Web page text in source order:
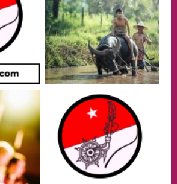
05/08/2026
Health
Aliyuddin: Anak Indonesia di Luar Negeri
Harus Berprestasi, Berkarakter, dan
Menjaga Nama Baik Bangsa
05/08/2026
Putusan Diundur Lagi, Pernyataan
Hakim pada Sidang Sebelumnya Jadi
Sorotan
05/08/2026
Politik